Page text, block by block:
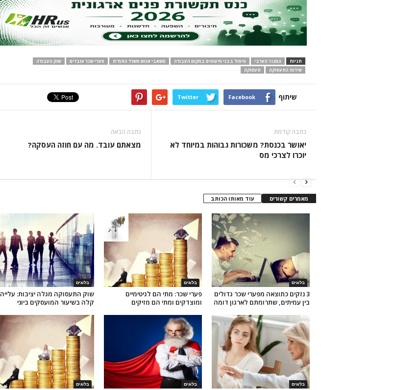
תגיות המגזר הערבי טיפול בבני מיעוטים במקום העבודה משאבי אנוש משרד התמ"ת פערי שכר עובדים
שוק העבודה
שירות התעסוקה
תעסוקה
שיתוף Facebook
Twitter
כתבה קודמת
יאושר בכנסת? משכורות גבוהות במיוחד לא
יוכרו לצרכי מס
כתבה הבאה
מצאתם עובד. מה עם חוזה העסקה?
מאמרים קשורים עוד מאותו הכותב
בלוגים
שוק התעסוקה מגלה יציבות: עלייה
קלה בשיעור המועסקים ביוני
בלוגים
פערי שכר: מתי הם לגיטימיים
ומוצדקים ומתי הם מזיקים
בלוגים
3 נזקים כתוצאה מפערי שכר גדולים
בין עמיתים, שתרומתם לארגון דומה
בלוגים בלוגים בלוגים